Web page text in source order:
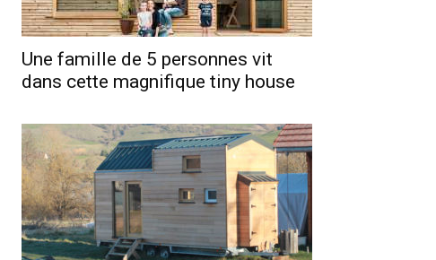
Une famille de 5 personnes vit
dans cette magnifique tiny house